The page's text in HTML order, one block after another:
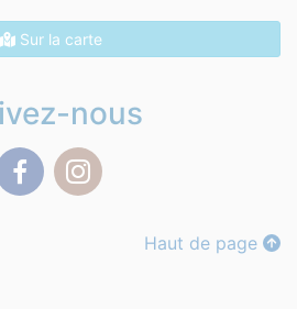
Sur la carte
nous
Haut de page